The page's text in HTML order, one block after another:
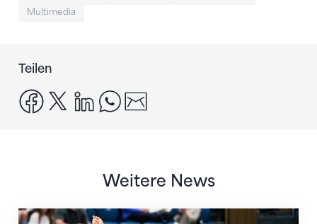
Multimedia
Teilen
facebook
x linkedinwhatsapp
Weitere News
Nächster Halt: Weltmeisterschaft